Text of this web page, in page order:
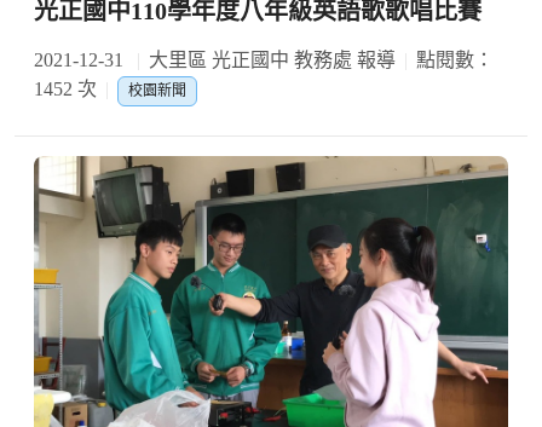
光正國中110學年度八年級英語歌歌唱比賽
2021-12-31 大里區 光正國中 教務處 報導
點閱數：
1452 次
校園新聞